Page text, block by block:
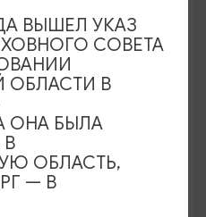
Елены
ВЫШЕЛ УКАЗ
СОВЕТА
ОБЛАСТИ В
ОНА БЫЛА
ОБЛАСТЬ,
— В